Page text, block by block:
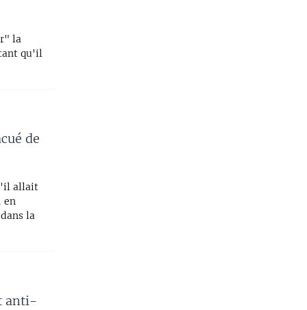
la
qu'il
de
allait
en
la
anti-